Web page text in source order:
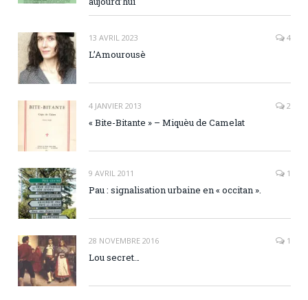
13 AVRIL 2023 4
L’Amourousè
4 JANVIER 2013 2
« Bite-Bitante » – Miquèu de Camelat
9 AVRIL 2011 1
Pau : signalisation urbaine en « occitan ».
28 NOVEMBRE 2016 1
Lou secret…